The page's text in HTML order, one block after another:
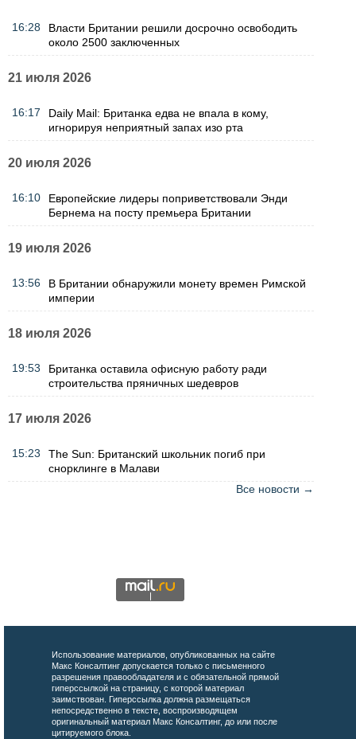
16:28
Власти Британии решили досрочно освободить
около 2500 заключенных
21 июля 2026
16:17
Daily Mail: Британка едва не впала в кому,
игнорируя неприятный запах изо рта
20 июля 2026
16:10
Европейские лидеры поприветствовали Энди
Бернема на посту премьера Британии
19 июля 2026
13:56
В Британии обнаружили монету времен Римской
империи
18 июля 2026
19:53
Британка оставила офисную работу ради
строительства пряничных шедевров
17 июля 2026
15:23
The Sun: Британский школьник погиб при
снорклинге в Малави
Все новости →
Использование материалов, опубликованных на сайте
Макс Консалтинг допускается только с письменного
разрешения правообладателя и с обязательной прямой
гиперссылкой на страницу, с которой материал
заимствован. Гиперссылка должна размещаться
непосредственно в тексте, воспроизводящем
оригинальный материал Макс Консалтинг, до или после
цитируемого блока.